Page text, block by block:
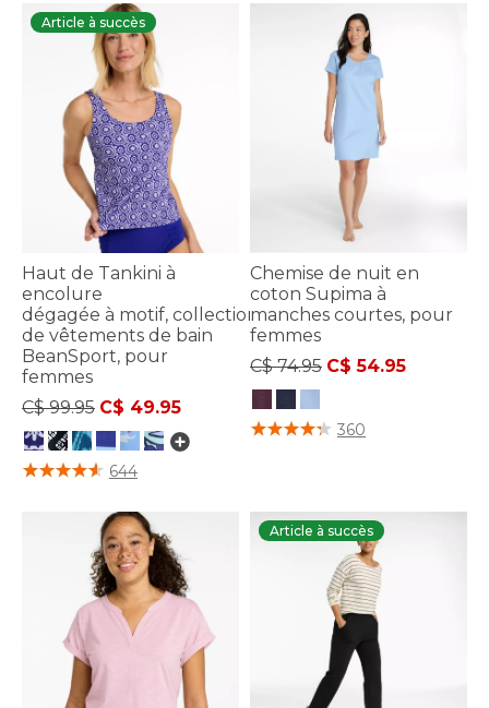
Article à succès
Haut de Tankini à
encolure
dégagée à motif, collection
de vêtements de bain
BeanSport, pour
femmes
Price reduced from
C$ 99.95to
C$ 49.95
3,6 sur 5 Évaluation des clients
644
Chemise de nuit en
coton Supima à
manches courtes, pour
femmes
Price reduced from
C$ 74.95to
C$ 54.95
3,1 sur 5 Évaluation des clients
360
Article à succès